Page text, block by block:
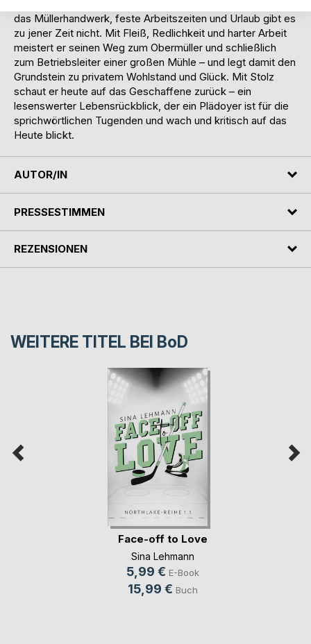
das Müllerhandwerk, feste Arbeitszeiten und Urlaub gibt es
zu jener Zeit nicht. Mit Fleiß, Redlichkeit und harter Arbeit
meistert er seinen Weg zum Obermüller und schließlich
zum Betriebsleiter einer großen Mühle – und legt damit den
Grundstein zu privatem Wohlstand und Glück. Mit Stolz
schaut er heute auf das Geschaffene zurück – ein
lesenswerter Lebensrückblick, der ein Plädoyer ist für die
sprichwörtlichen Tugenden und wach und kritisch auf das
Heute blickt.
AUTOR/IN
PRESSESTIMMEN
REZENSIONEN
WEITERE TITEL BEI BoD
Face-off to Love
Sina Lehmann
5,99 € E-Book
15,99 € Buch